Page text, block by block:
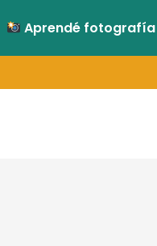
Aprendé fotografía